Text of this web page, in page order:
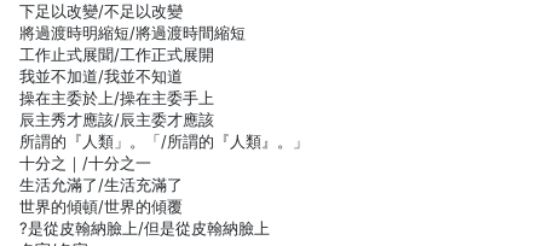
下足以改變/不足以改變
將過渡時明縮短/將過渡時間縮短
工作止式展聞/工作正式展開
我並不加道/我並不知道
操在主委於上/操在主委手上
辰主秀才應該/辰主委才應該
所謂的『人類」。「/所謂的『人類』。」
十分之｜/十分之一
生活允滿了/生活充滿了
世界的傾頓/世界的傾覆
?是從皮翰納臉上/但是從皮翰納臉上